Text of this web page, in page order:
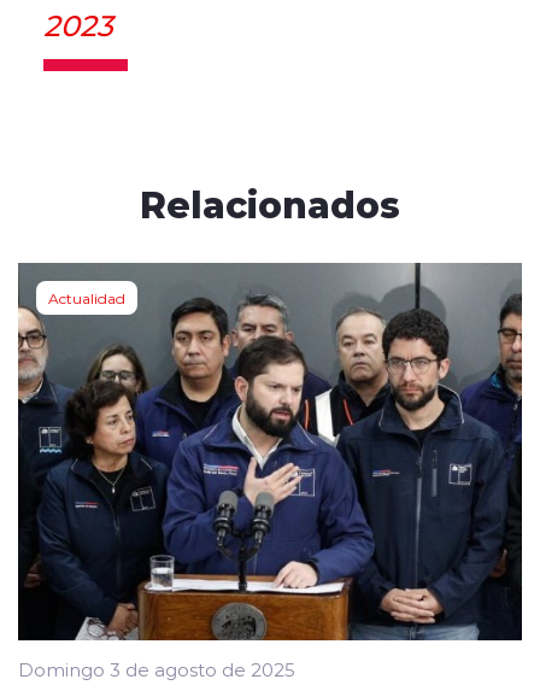
2023
Relacionados
Actualidad
Domingo 3 de agosto de 2025